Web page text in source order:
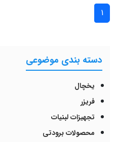
1
دسته بندی موضوعی
یخچال
فریزر
تجهیزات لبنیات
محصولات برودتی